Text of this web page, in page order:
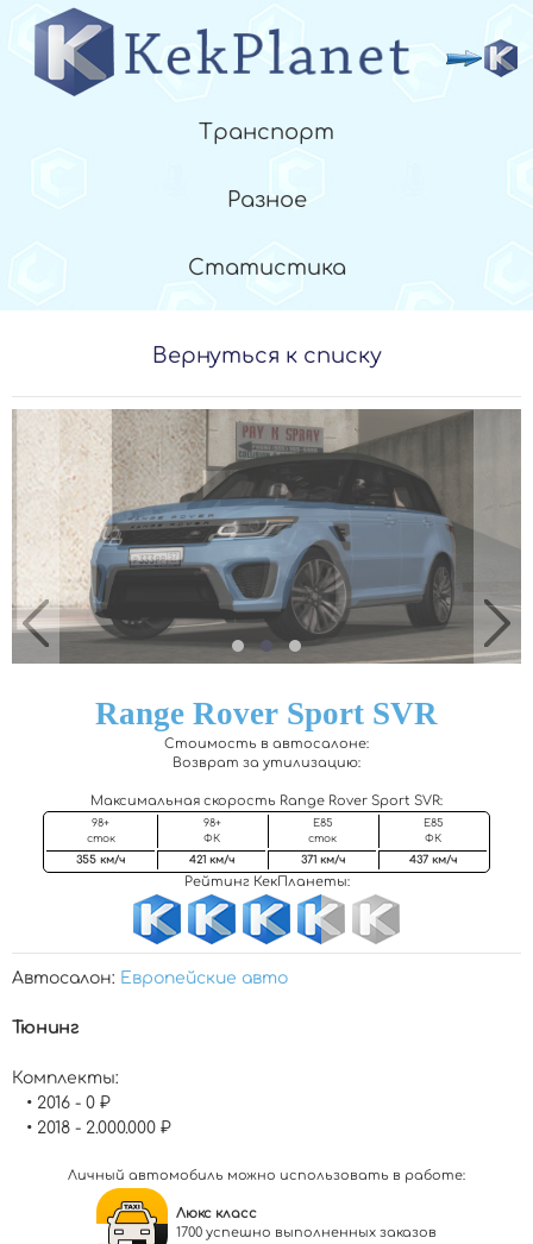
Транспорт
Разное
Статистика
Вернуться к списку
Range Rover Sport SVR
Стоимость в автосалоне:
Возврат за утилизацию:
Максимальная скорость Range Rover Sport SVR:
98+
сток
98+
ФК
Е85
сток
Е85
ФК
355 км/ч
421 км/ч 371 км/ч 437 км/ч
Рейтинг КекПланеты:
Автосалон: Европейские авто
Тюнинг
Комплекты:
• 2016 - 0 ₽
• 2018 - 2.000.000 ₽
Личный автомобиль можно использовать в работе:
Люкс класс
1700 успешно выполненных заказов